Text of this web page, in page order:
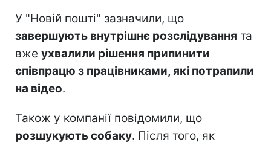
У "Новій пошті" зазначили, що
завершують внутрішнє розслідування та
вже ухвалили рішення припинити
співпрацю з працівниками, які потрапили
на відео.
Також у компанії повідомили, що
розшукують собаку. Після того, як